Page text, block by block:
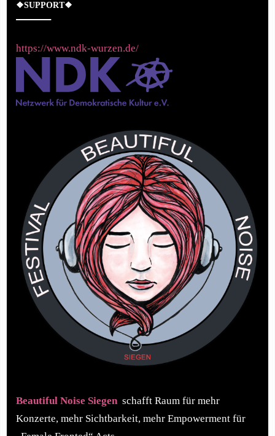
❖SUPPORT❖
https://www.ndk-wurzen.de/
Beautiful Noise Siegen schafft Raum für mehr
Konzerte, mehr Sichtbarkeit, mehr Empowerment für